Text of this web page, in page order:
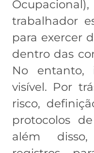
trabalhador
para exercer
dentro das
No
visível. Por
risco,
protocolos
além